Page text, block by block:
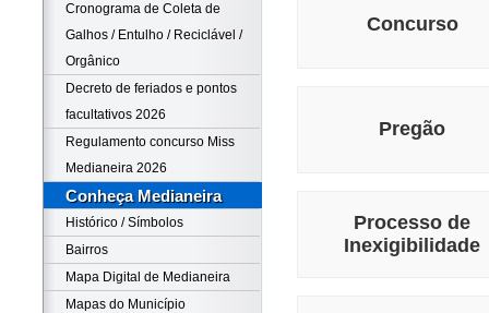
Cronograma de Coleta de
Galhos / Entulho / Reciclável /
Orgânico
Decreto de feriados e pontos
facultativos 2026
Regulamento concurso Miss
Medianeira 2026
Conheça Medianeira
Histórico / Símbolos
Bairros
Mapa Digital de Medianeira
Mapas do Município
Concurso
Pregão
Processo de
Inexigibilidade